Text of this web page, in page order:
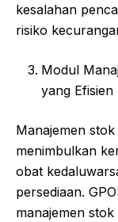
kesalahan
risiko
Modul
yang Efisien
Manajemen
menimbulkan
obat
persediaan.
manajemen